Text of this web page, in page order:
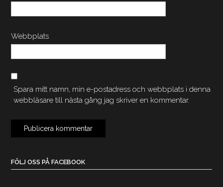
Webbplats
Spara mitt namn, min e-postadress och webbplats i denna
webbläsare till nästa gång jag skriver en kommentar.
FÖLJ OSS PÅ FACEBOOK